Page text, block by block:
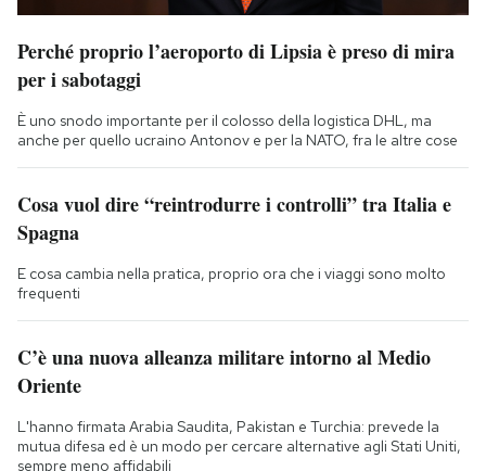
Perché proprio l’aeroporto di Lipsia è preso di mira
per i sabotaggi
È uno snodo importante per il colosso della logistica DHL, ma
anche per quello ucraino Antonov e per la NATO, fra le altre cose
Cosa vuol dire “reintrodurre i controlli” tra Italia e
Spagna
E cosa cambia nella pratica, proprio ora che i viaggi sono molto
frequenti
C’è una nuova alleanza militare intorno al Medio
Oriente
L'hanno firmata Arabia Saudita, Pakistan e Turchia: prevede la
mutua difesa ed è un modo per cercare alternative agli Stati Uniti,
sempre meno affidabili